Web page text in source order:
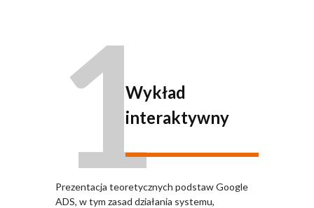
1Wykład
interaktywny
Prezentacja teoretycznych podstaw Google
ADS, w tym zasad działania systemu,